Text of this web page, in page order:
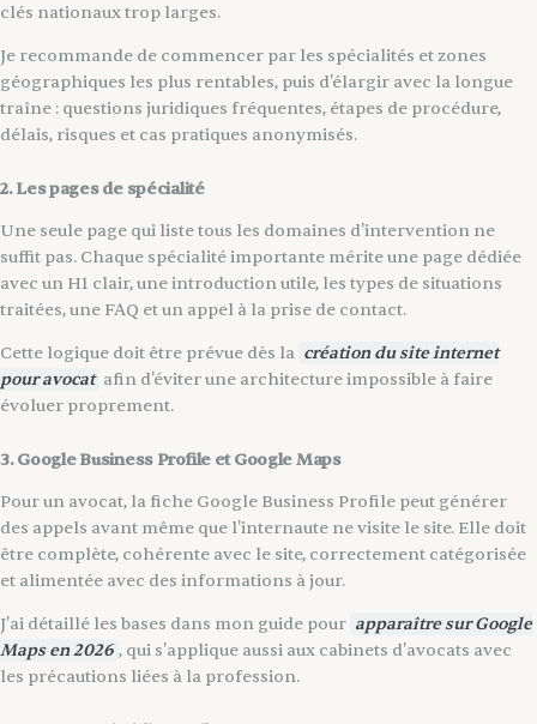
clés nationaux trop larges.
Je recommande de commencer par les spécialités et zones
géographiques les plus rentables, puis d'élargir avec la longue
traîne : questions juridiques fréquentes, étapes de procédure,
délais, risques et cas pratiques anonymisés.
2. Les pages de spécialité
Une seule page qui liste tous les domaines d'intervention ne
suffit pas. Chaque spécialité importante mérite une page dédiée
avec un H1 clair, une introduction utile, les types de situations
traitées, une FAQ et un appel à la prise de contact.
Cette logique doit être prévue dès la création du site internet
pour avocat afin d'éviter une architecture impossible à faire
évoluer proprement.
3. Google Business Profile et Google Maps
Pour un avocat, la fiche Google Business Profile peut générer
des appels avant même que l'internaute ne visite le site. Elle doit
être complète, cohérente avec le site, correctement catégorisée
et alimentée avec des informations à jour.
J'ai détaillé les bases dans mon guide pour apparaître sur Google
Maps en 2026 , qui s'applique aussi aux cabinets d'avocats avec
les précautions liées à la profession.